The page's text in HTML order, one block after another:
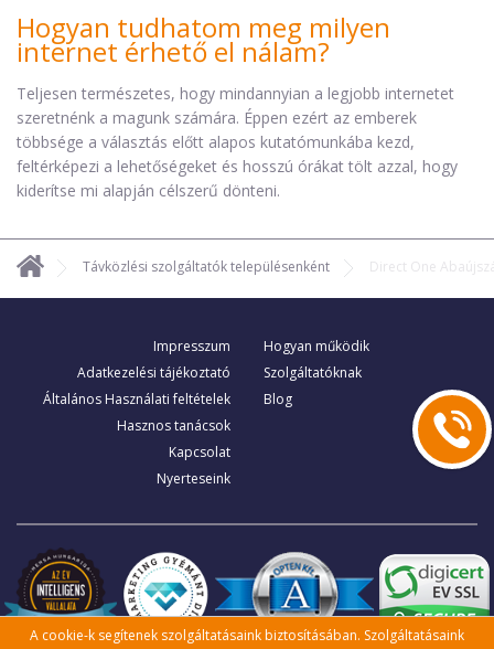
Hogyan tudhatom meg milyen
internet érhető el nálam?
Teljesen természetes, hogy mindannyian a legjobb internetet
szeretnénk a magunk számára. Éppen ezért az emberek
többsége a választás előtt alapos kutatómunkába kezd,
feltérképezi a lehetőségeket és hosszú órákat tölt azzal, hogy
kiderítse mi alapján célszerű dönteni.
Távközlési szolgáltatók településenként Direct One
Impresszum
Adatkezelési tájékoztató
Általános Használati feltételek
Hasznos tanácsok
Kapcsolat
Nyerteseink
Hogyan működik
Szolgáltatóknak
Blog
A cookie-k segítenek szolgáltatásaink biztosításában. Szolgáltatásaink